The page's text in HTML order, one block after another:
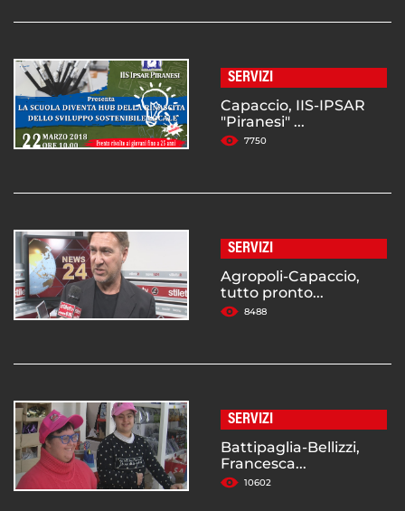
SERVIZI
Capaccio, IIS-IPSAR
"Piranesi" ...
7750
SERVIZI
Agropoli-Capaccio,
tutto pronto...
8488
SERVIZI
Battipaglia-Bellizzi,
Francesca...
10602